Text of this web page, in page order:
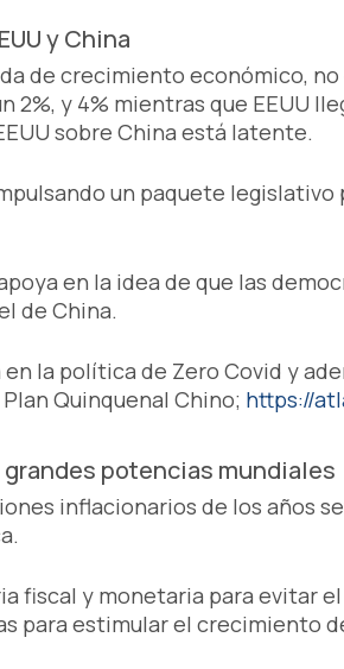
y China
de crecimiento económico,
2%, y 4% mientras que EEUU
sobre China está latente.
un paquete
en la idea de que las
de China.
la política de Zero Covid y
Quinquenal Chino; https://
potencias mundiales
inflacionarios de los años
fiscal y monetaria para evitar
para estimular el crecimiento